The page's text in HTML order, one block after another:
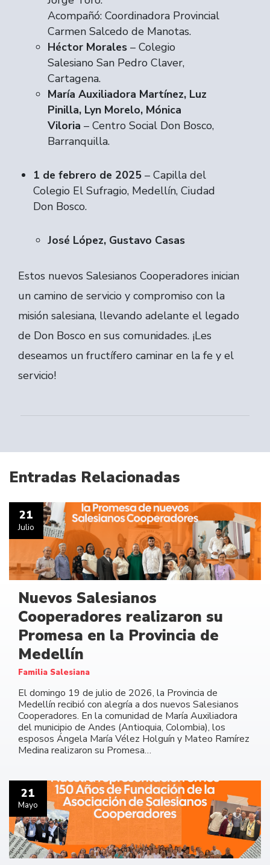
Acompañó: Coordinadora Provincial
Carmen Salcedo de Manotas.
Héctor Morales – Colegio
Salesiano San Pedro Claver,
Cartagena.
María Auxiliadora Martínez, Luz
Pinilla, Lyn Morelo, Mónica
Viloria – Centro Social Don Bosco,
Barranquilla.
1 de febrero de 2025– Capilla del
Colegio El Sufragio, Medellín, Ciudad
Don Bosco.
José López, Gustavo Casas
Estos nuevos Salesianos Cooperadores inician
un camino de servicio y compromiso con la
misión salesiana, llevando adelante el legado
de Don Bosco en sus comunidades. ¡Les
deseamos un fructífero caminar en la fe y el
servicio!
Entradas Relacionadas
21
Julio
Nuevos Salesianos
Cooperadores realizaron su
Promesa en la Provincia de
Medellín
Familia Salesiana
El domingo 19 de julio de 2026, la Provincia de
Medellín recibió con alegría a dos nuevos Salesianos
Cooperadores. En la comunidad de María Auxiliadora
del municipio de Andes (Antioquia, Colombia), los
esposos Ángela María Vélez Holguín y Mateo Ramírez
Medina realizaron su Promesa…
21
Mayo